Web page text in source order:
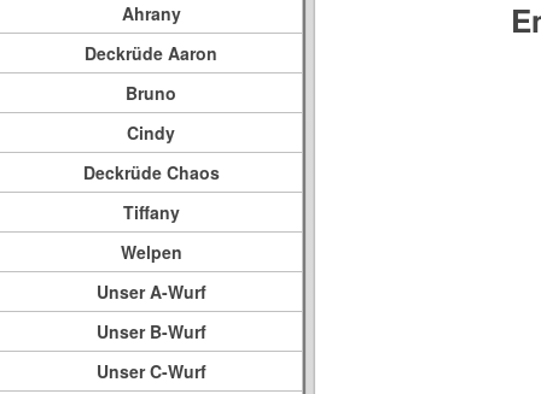
Ahrany
Deckrüde Aaron
Bruno
Cindy
Deckrüde Chaos
Tiffany
Welpen
Unser A-Wurf
Unser B-Wurf
Unser C-Wurf